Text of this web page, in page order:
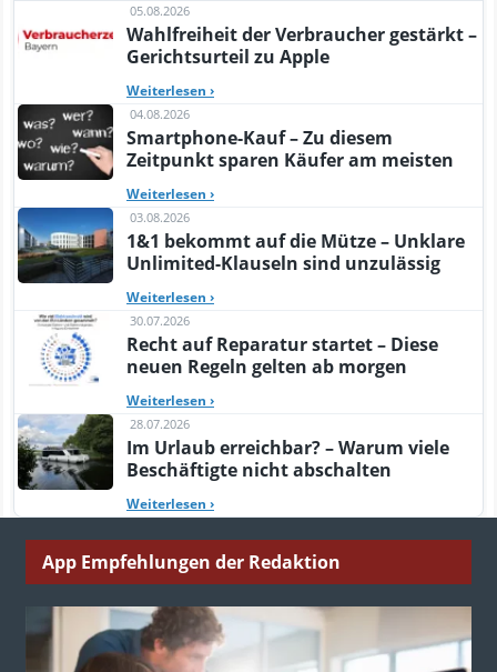
05.08.2026
Wahlfreiheit der Verbraucher gestärkt –
Gerichtsurteil zu Apple
Weiterlesen ›
04.08.2026
Smartphone-Kauf – Zu diesem
Zeitpunkt sparen Käufer am meisten
Weiterlesen ›
03.08.2026
1&1 bekommt auf die Mütze – Unklare
Unlimited-Klauseln sind unzulässig
Weiterlesen ›
30.07.2026
Recht auf Reparatur startet – Diese
neuen Regeln gelten ab morgen
Weiterlesen ›
28.07.2026
Im Urlaub erreichbar? – Warum viele
Beschäftigte nicht abschalten
Weiterlesen ›
App Empfehlungen der Redaktion